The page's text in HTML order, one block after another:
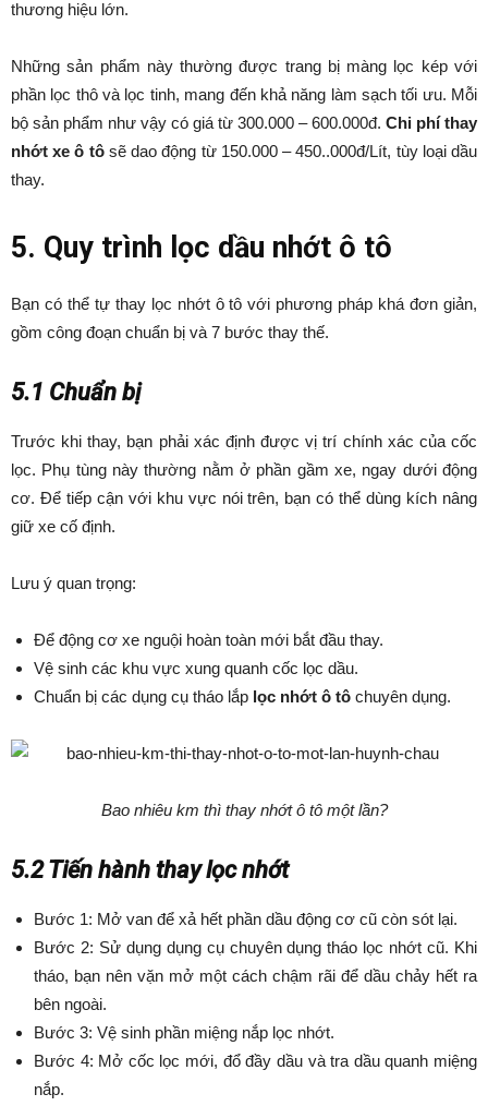
thương hiệu lớn.
Những sản phẩm này thường được trang bị màng lọc kép với
phần lọc thô và lọc tinh, mang đến khả năng làm sạch tối ưu. Mỗi
bộ sản phẩm như vậy có giá từ 300.000 – 600.000đ. Chi phí thay
nhớt xe ô tôsẽ dao động từ 150.000 – 450..000đ/Lít, tùy loại dầu
thay.
5. Quy trình lọc dầu nhớt ô tô
Bạn có thể tự thay lọc nhớt ô tô với phương pháp khá đơn giản,
gồm công đoạn chuẩn bị và 7 bước thay thế.
5.1 Chuẩn bị
Trước khi thay, bạn phải xác định được vị trí chính xác của cốc
lọc. Phụ tùng này thường nằm ở phần gầm xe, ngay dưới động
cơ. Để tiếp cận với khu vực nói trên, bạn có thể dùng kích nâng
giữ xe cố định.
Lưu ý quan trọng:
Để động cơ xe nguội hoàn toàn mới bắt đầu thay.
Vệ sinh các khu vực xung quanh cốc lọc dầu.
Chuẩn bị các dụng cụ tháo lắp lọc nhớt ô tô chuyên dụng.
Bao nhiêu km thì thay nhớt ô tô một lần?
5.2 Tiến hành thay lọc nhớt
Bước 1: Mở van để xả hết phần dầu động cơ cũ còn sót lại.
Bước 2: Sử dụng dụng cụ chuyên dụng tháo lọc nhớt cũ. Khi
tháo, bạn nên vặn mở một cách chậm rãi để dầu chảy hết ra
bên ngoài.
Bước 3: Vệ sinh phần miệng nắp lọc nhớt.
Bước 4: Mở cốc lọc mới, đổ đầy dầu và tra dầu quanh miệng
nắp.